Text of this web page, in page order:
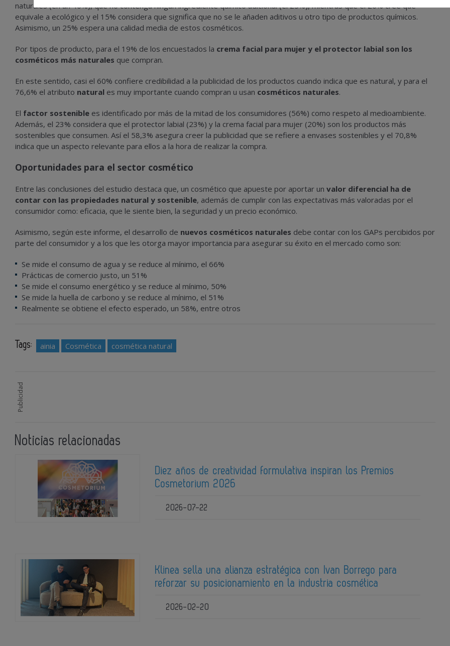
naturales (en un 40%), que no contenga ningún ingrediente químico adicional (el 25%), mientras que el 20% cree que
equivale a ecológico y el 15% considera que significa que no se le añaden aditivos u otro tipo de productos químicos.
Asimismo, un 25% espera una calidad media de estos cosméticos.
Por tipos de producto, para el 19% de los encuestados la crema facial para mujer y el protector labial son los
cosméticos más naturales que compran.
En este sentido, casi el 60% confiere credibilidad a la publicidad de los productos cuando indica que es natural, y para el
76,6% el atributo natural es muy importante cuando compran u usan cosméticos naturales.
El factor sostenible es identificado por más de la mitad de los consumidores (56%) como respeto al medioambiente.
Además, el 23% considera que el protector labial (23%) y la crema facial para mujer (20%) son los productos más
sostenibles que consumen. Así el 58,3% asegura creer la publicidad que se refiere a envases sostenibles y el 70,8%
indica que un aspecto relevante para ellos a la hora de realizar la compra.
Oportunidades para el sector cosmético
Entre las conclusiones del estudio destaca que, un cosmético que apueste por aportar un valor diferencial ha de
contar con las propiedades natural y sostenible, además de cumplir con las expectativas más valoradas por el
consumidor como: eficacia, que le siente bien, la seguridad y un precio económico.
Asimismo, según este informe, el desarrollo de nuevos cosméticos naturales debe contar con los GAPs percibidos por
parte del consumidor y a los que les otorga mayor importancia para asegurar su éxito en el mercado como son:
Se mide el consumo de agua y se reduce al mínimo, el 66%
Prácticas de comercio justo, un 51%
Se mide el consumo energético y se reduce al mínimo, 50%
Se mide la huella de carbono y se reduce al mínimo, el 51%
Realmente se obtiene el efecto esperado, un 58%, entre otros
Tags: ainia Cosmética cosmética natural
Publicidad
Noticias relacionadas
Diez años de creatividad formulativa inspiran los Premios
Cosmetorium 2026
2026-07-22
Klinea sella una alianza estratégica con Ivan Borrego para
reforzar su posicionamiento en la industria cosmética
2026-02-20